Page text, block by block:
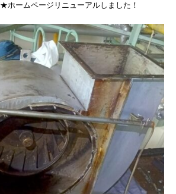
★ホームページリニューアルしました！